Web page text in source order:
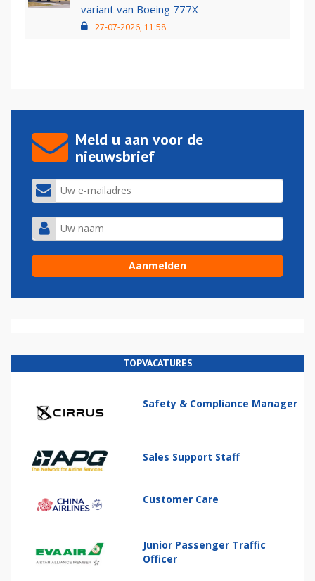
variant van Boeing 777X
27-07-2026, 11:58
Meld u aan voor de
nieuwsbrief
TOPVACATURES
Safety & Compliance Manager
Sales Support Staff
Customer Care
Junior Passenger Traffic
Officer